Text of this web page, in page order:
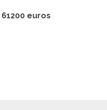
61200 euros